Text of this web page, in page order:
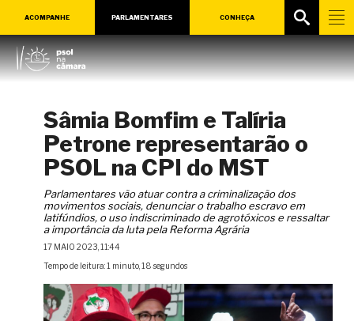
ACOMPANHE PARLAMENTARES CONHEÇA
Sâmia Bomfim e Talíria
Petrone representarão o
PSOL na CPI do MST
Parlamentares vão atuar contra a criminalização dos
movimentos sociais, denunciar o trabalho escravo em
latifúndios, o uso indiscriminado de agrotóxicos e ressaltar
a importância da luta pela Reforma Agrária
17 MAIO 2023, 11:44
Tempo de leitura: 1 minuto, 18 segundos